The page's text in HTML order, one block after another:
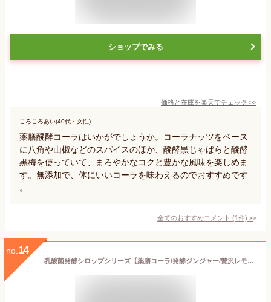
ショップでみる
価格と在庫を楽天でチェック >>
ころころあい(40代・女性)
薬膳醗酵コーラはいかがでしょうか。コーラナッツをベース
に八角や山椒などのスパイスのほか、醗酵黒じゃばらと醗酵
黒梅を使っていて、まろやかなコクと豊かな風味を楽しめま
す。無添加で、体にいいコーラを味わえるのでおすすめです
。
全てのおすすめコメント (1件) >
no. 14
乳酸菌発酵シロップシリーズ【薬膳コーラ/発酵ジンジャー/贅沢レモネード/チェリーコーラ】